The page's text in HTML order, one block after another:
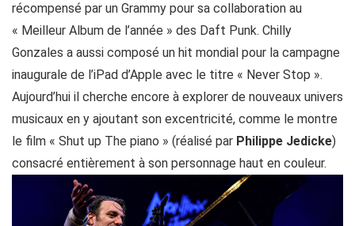
récompensé par un Grammy pour sa collaboration au
« Meilleur Album de l’année » des Daft Punk. Chilly
Gonzales a aussi composé un hit mondial pour la campagne
inaugurale de l’iPad d’Apple avec le titre « Never Stop ».
Aujourd’hui il cherche encore à explorer de nouveaux univers
musicaux en y ajoutant son excentricité, comme le montre
le film « Shut up The piano » (réalisé par Philippe Jedicke)
consacré entièrement à son personnage haut en couleur.